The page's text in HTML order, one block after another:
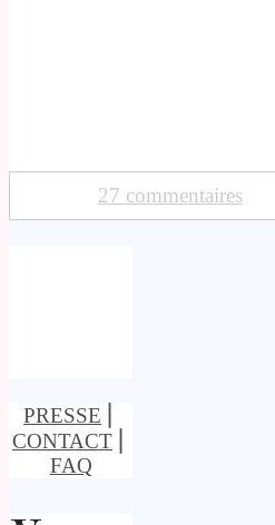
27 commentaires
PRESSE
CONTACT
FAQ